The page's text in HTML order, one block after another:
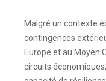
Malgré un contexte
contingences
Europe et au Moyen
circuits